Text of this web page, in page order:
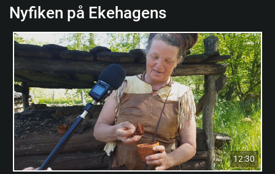
Nyfiken på Ekehagens
12:30